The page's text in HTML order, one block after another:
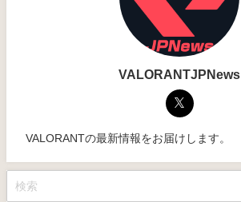
VALORANTJPNews
VALORANTの最新情報をお届けします。